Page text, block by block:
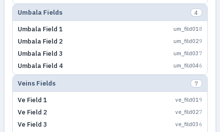
Umbala Fields 4
Umbala Field 1 um_fild01 8
Umbala Field 2 um_fild029
Umbala Field 3 um_fild03 7
Umbala Field 4 um_fild046
Veins Fields 7
Ve Field 1 ve_fild01 9
Ve Field 2 ve_fild027
Ve Field 3 ve_fild03 6